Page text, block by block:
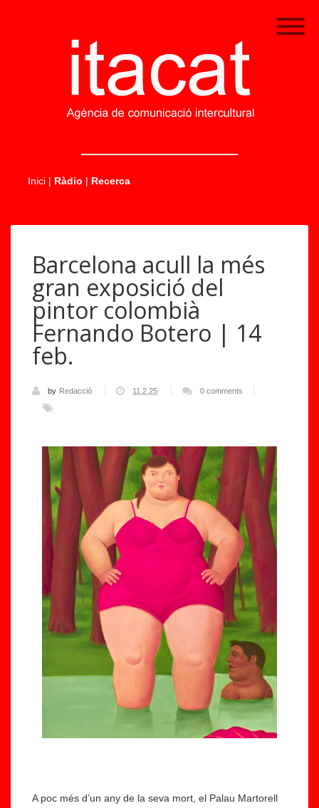
Inici | Ràdio | Recerca
Barcelona acull la més
gran exposició del
pintor colombià
Fernando Botero | 14
feb.
by Redacció 11.2.25 0 comments
A poc més d’un any de la seva mort, el Palau Martorell